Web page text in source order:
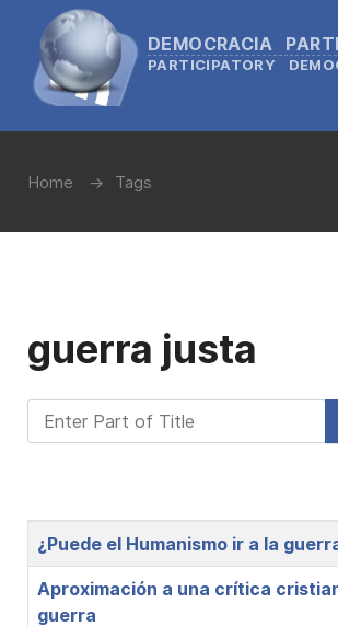
DEMOCRACIA
PARTICIPATORY
Home Tags
guerra justa
Enter Part of Title
Title
¿Puede el Humanismo ir a la
Aproximación a una crítica
guerra